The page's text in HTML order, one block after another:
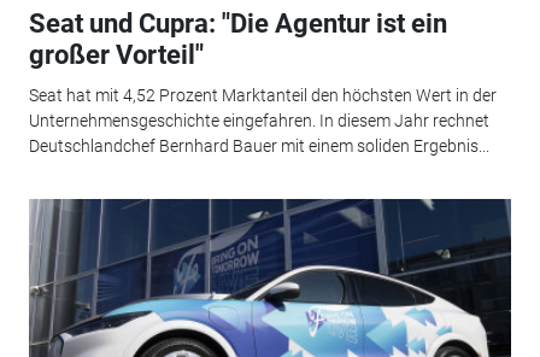
Seat und Cupra: "Die Agentur ist ein
großer Vorteil"
Seat hat mit 4,52 Prozent Marktanteil den höchsten Wert in der
Unternehmensgeschichte eingefahren. In diesem Jahr rechnet
Deutschlandchef Bernhard Bauer mit einem soliden Ergebnis...